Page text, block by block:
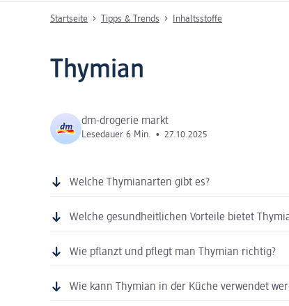
Startseite Tipps & Trends Inhaltsstoffe
Thymian
dm-drogerie markt
Lesedauer 6 Min. • 27.10.2025
Welche Thymianarten gibt es?
Welche gesundheitlichen Vorteile bietet
Wie pflanzt und pflegt man Thymian richtig?
Wie kann Thymian in der Küche verwendet